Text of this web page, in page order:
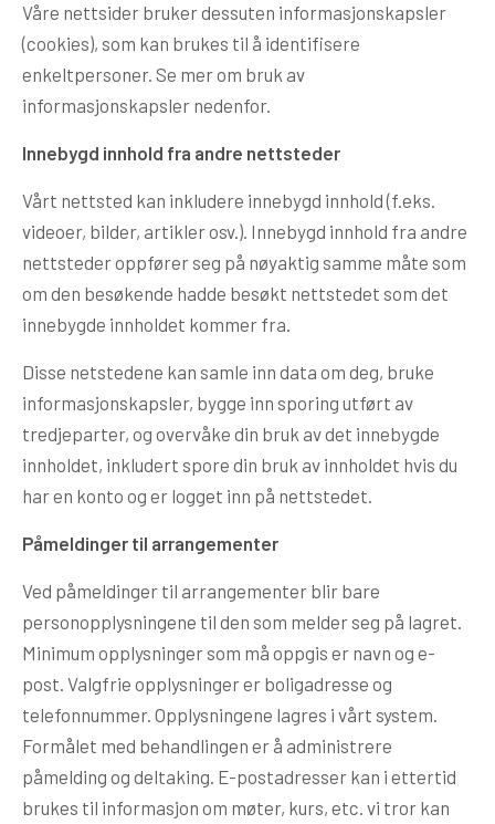
Våre nettsider bruker dessuten informasjonskapsler
(cookies), som kan brukes til å identifisere
enkeltpersoner. Se mer om bruk av
informasjonskapsler nedenfor.
Innebygd innhold fra andre nettsteder
Vårt nettsted kan inkludere innebygd innhold (f.eks.
videoer, bilder, artikler osv.). Innebygd innhold fra andre
nettsteder oppfører seg på nøyaktig samme måte som
om den besøkende hadde besøkt nettstedet som det
innebygde innholdet kommer fra.
Disse netstedene kan samle inn data om deg, bruke
informasjonskapsler, bygge inn sporing utført av
tredjeparter, og overvåke din bruk av det innebygde
innholdet, inkludert spore din bruk av innholdet hvis du
har en konto og er logget inn på nettstedet.
Påmeldinger til arrangementer
Ved påmeldinger til arrangementer blir bare
personopplysningene til den som melder seg på lagret.
Minimum opplysninger som må oppgis er navn og e-
post. Valgfrie opplysninger er boligadresse og
telefonnummer. Opplysningene lagres i vårt system.
Formålet med behandlingen er å administrere
påmelding og deltaking. E-postadresser kan i ettertid
brukes til informasjon om møter, kurs, etc. vi tror kan